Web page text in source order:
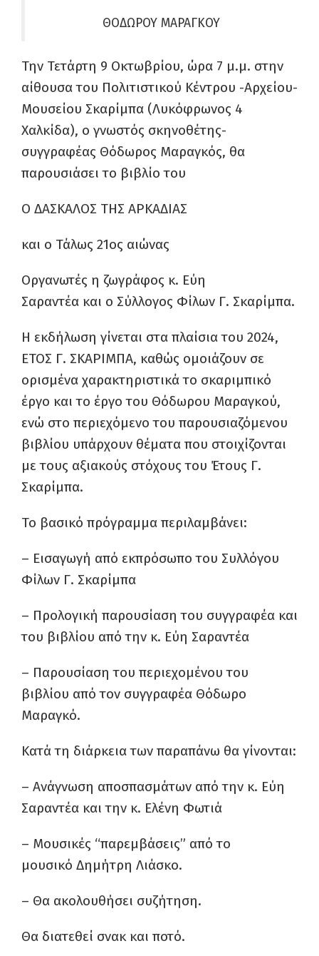
ΘΟΔΩΡΟΥ ΜΑΡΑΓΚΟΥ
Την Τετάρτη 9 Οκτωβρίου, ώρα 7 μ.μ. στην
αίθουσα του Πολιτιστικού Κέντρου -Αρχείου-
Μουσείου Σκαρίμπα (Λυκόφρωνος 4
Χαλκίδα), ο γνωστός σκηνοθέτης-
συγγραφέας Θόδωρος Μαραγκός, θα
παρουσιάσει το βιβλίο του
Ο ΔΑΣΚΑΛΟΣ ΤΗΣ ΑΡΚΑΔΙΑΣ
και ο Τάλως 21ος αιώνας
Οργανωτές η ζωγράφος κ. Εύη
Σαραντέα και ο Σύλλογος Φίλων Γ. Σκαρίμπα.
Η εκδήλωση γίνεται στα πλαίσια του 2024,
ΕΤΟΣ Γ. ΣΚΑΡΙΜΠΑ, καθώς ομοιάζουν σε
ορισμένα χαρακτηριστικά το σκαριμπικό
έργο και το έργο του Θόδωρου Μαραγκού,
ενώ στο περιεχόμενο του παρουσιαζόμενου
βιβλίου υπάρχουν θέματα που στοιχίζονται
με τους αξιακούς στόχους του Έτους Γ.
Σκαρίμπα.
Το βασικό πρόγραμμα περιλαμβάνει:
– Εισαγωγή από εκπρόσωπο του Συλλόγου
Φίλων Γ. Σκαρίμπα
– Προλογική παρουσίαση του συγγραφέα και
του βιβλίου από την κ. Εύη Σαραντέα
– Παρουσίαση του περιεχομένου του
βιβλίου από τον συγγραφέα Θόδωρο
Μαραγκό.
Κατά τη διάρκεια των παραπάνω θα γίνονται:
– Ανάγνωση αποσπασμάτων από την κ. Εύη
Σαραντέα και την κ. Ελένη Φωτιά
– Μουσικές “παρεμβάσεις” από το
μουσικό Δημήτρη Λιάσκο.
– Θα ακολουθήσει συζήτηση.
Θα διατεθεί σνακ και ποτό.